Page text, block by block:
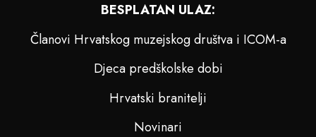
BESPLATAN ULAZ:
Članovi Hrvatskog muzejskog društva i ICOM-a
Djeca predškolske dobi
Hrvatski branitelji
Novinari